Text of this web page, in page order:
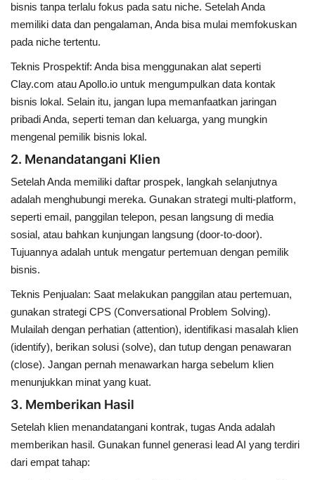
bisnis tanpa terlalu fokus pada satu niche. Setelah Anda
memiliki data dan pengalaman, Anda bisa mulai memfokuskan
pada niche tertentu.
Teknis Prospektif: Anda bisa menggunakan alat seperti
Clay.com atauApollo.io untuk mengumpulkan data kontak
bisnis lokal. Selain itu, jangan lupa memanfaatkan jaringan
pribadi Anda, seperti teman dan keluarga, yang mungkin
mengenal pemilik bisnis lokal.
2. Menandatangani Klien
Setelah Anda memiliki daftar prospek, langkah selanjutnya
adalah menghubungi mereka. Gunakan strategi multi-platform,
seperti email, panggilan telepon, pesan langsung di media
sosial, atau bahkan kunjungan langsung (door-to-door).
Tujuannya adalah untuk mengatur pertemuan dengan pemilik
bisnis.
Teknis Penjualan: Saat melakukan panggilan atau pertemuan,
gunakan strategi CPS (Conversational Problem Solving).
Mulailah dengan perhatian (attention), identifikasi masalah klien
(identify), berikan solusi (solve), dan tutup dengan penawaran
(close). Jangan pernah menawarkan harga sebelum klien
menunjukkan minat yang kuat.
3. Memberikan Hasil
Setelah klien menandatangani kontrak, tugas Anda adalah
memberikan hasil. Gunakan funnel generasi lead AI yang terdiri
dari empat tahap: